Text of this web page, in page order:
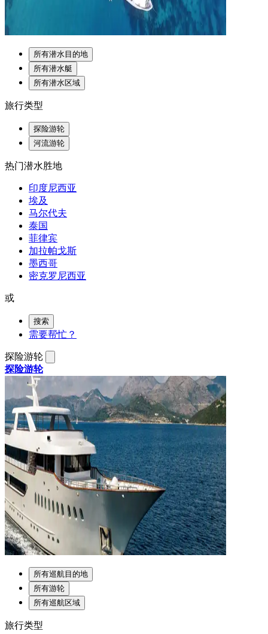
所有潜水目的地
所有潜水艇
所有潜水区域
旅行类型
探险游轮
河流游轮
热门潜水胜地
印度尼西亚
埃及
马尔代夫
泰国
菲律宾
加拉帕戈斯
墨西哥
密克罗尼西亚
或
搜索
需要帮忙？
探险游轮
探险游轮
所有巡航目的地
所有游轮
所有巡航区域
旅行类型